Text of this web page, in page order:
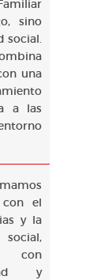
sino
social.
una
a las
con el
y la
con
y